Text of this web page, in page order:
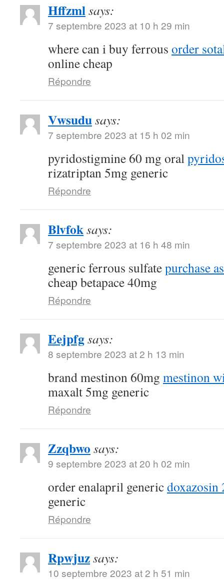
Hffzmlsays:
7 septembre 2023 at 10 h 29 min
where can i buy ferrous order
online cheap
Répondre
Vwsudusays:
7 septembre 2023 at 15 h 02 min
pyridostigmine 60 mg oral
rizatriptan 5mg generic
Répondre
Blvfoksays:
7 septembre 2023 at 16 h 48 min
generic ferrous sulfatepurchase
cheap betapace 40mg
Répondre
Eejpfgsays:
8 septembre 2023 at 2 h 13 min
brand mestinon 60mg mestinon
maxalt 5mg generic
Répondre
Zzqbwo says:
9 septembre 2023 at 20 h 02 min
order enalapril genericdoxazosin
generic
Répondre
Rpwjuzsays:
10 septembre 2023 at 2 h 51 min